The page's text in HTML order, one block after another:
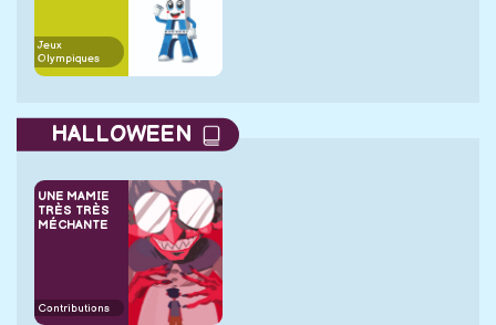
Jeux
Olympiques
HALLOWEEN
UNE MAMIE
TRÈS TRÈS
MÉCHANTE
Contributions